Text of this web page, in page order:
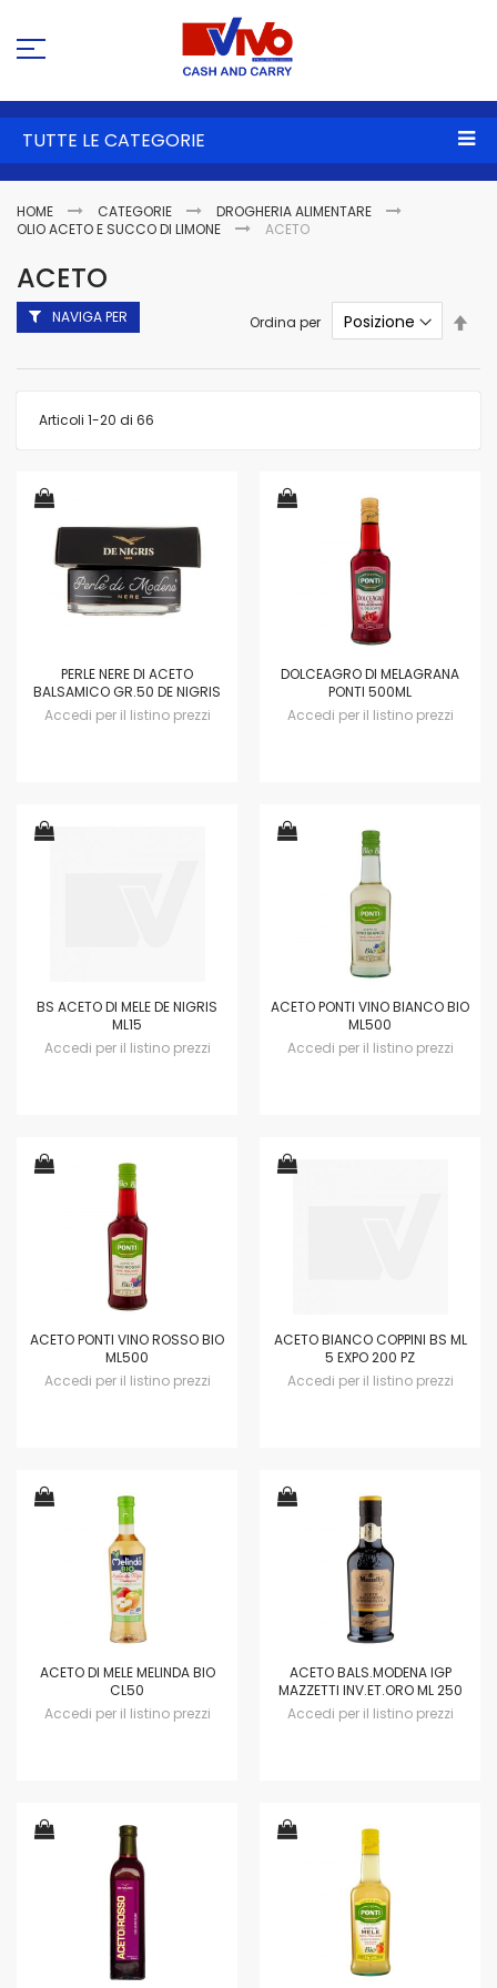
TUTTE LE CATEGORIE
HOME CATEGORIE
DROGHERIA ALIMENTARE
OLIO ACETO E SUCCO DI LIMONE
ACETO
ACETO
Articoli 1-20 di 66
Ordina per
PERLE NERE DI ACETO
BALSAMICO GR.50 DE NIGRIS
Accedi per il listino prezzi
DOLCEAGRO DI MELAGRANA
PONTI 500ML
Accedi per il listino prezzi
BS ACETO DI MELE DE NIGRIS
ML15
Accedi per il listino prezzi
ACETO PONTI VINO BIANCO BIO
ML500
Accedi per il listino prezzi
ACETO PONTI VINO ROSSO BIO
ML500
Accedi per il listino prezzi
ACETO BIANCO COPPINI BS ML
5 EXPO 200 PZ
Accedi per il listino prezzi
ACETO DI MELE MELINDA BIO
CL50
Accedi per il listino prezzi
ACETO BALS.MODENA IGP
MAZZETTI INV.ET.ORO ML 250
Accedi per il listino prezzi
NAVIGA PER